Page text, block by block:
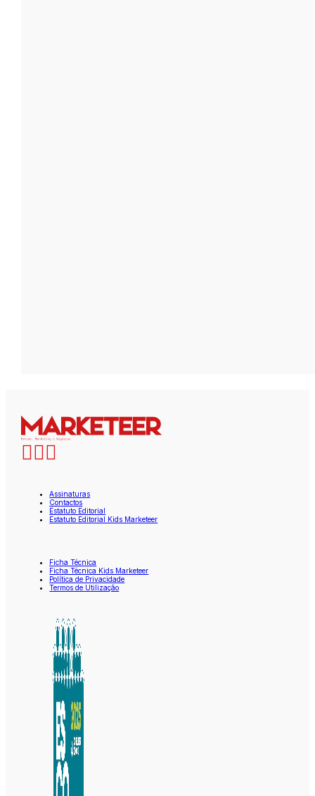
Assinaturas
Contactos
Estatuto Editorial
Estatuto Editorial Kids Marketeer
Ficha Técnica
Ficha Técnica Kids Marketeer
Política de Privacidade
Termos de Utilização